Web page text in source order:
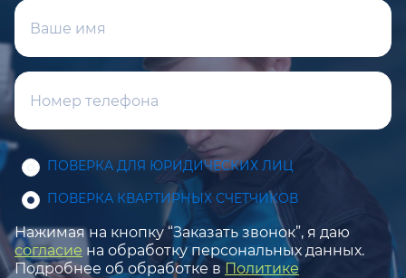
ПОВЕРКА ДЛЯ ЮРИДИЧЕСКИХ ЛИЦ
ПОВЕРКА КВАРТИРНЫХ СЧЕТЧИКОВ
Нажимая на кнопку “Заказать звонок”, я даю
согласие на обработку персональных данных.
Подробнее об обработке в Политике